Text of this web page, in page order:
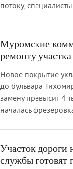
потоку,
Муромские
ремонту
Новое покрытие
до бульвара
замену превысит 4
началась
Участок дороги
службы готовят